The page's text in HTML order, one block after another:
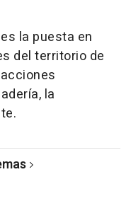
la puesta en
del territorio de
la